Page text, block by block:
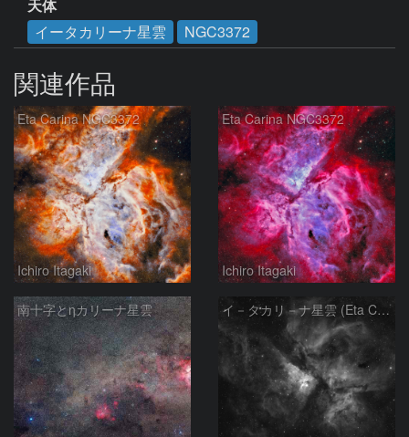
天体
イータカリーナ星雲
NGC3372
関連作品
Eta Carina NGC3372
Ichiro Itagaki
Eta Carina NGC3372
Ichiro Itagaki
南十字とηカリーナ星雲 イ－タカリ－ナ星雲 (Eta Carinae Nebula)